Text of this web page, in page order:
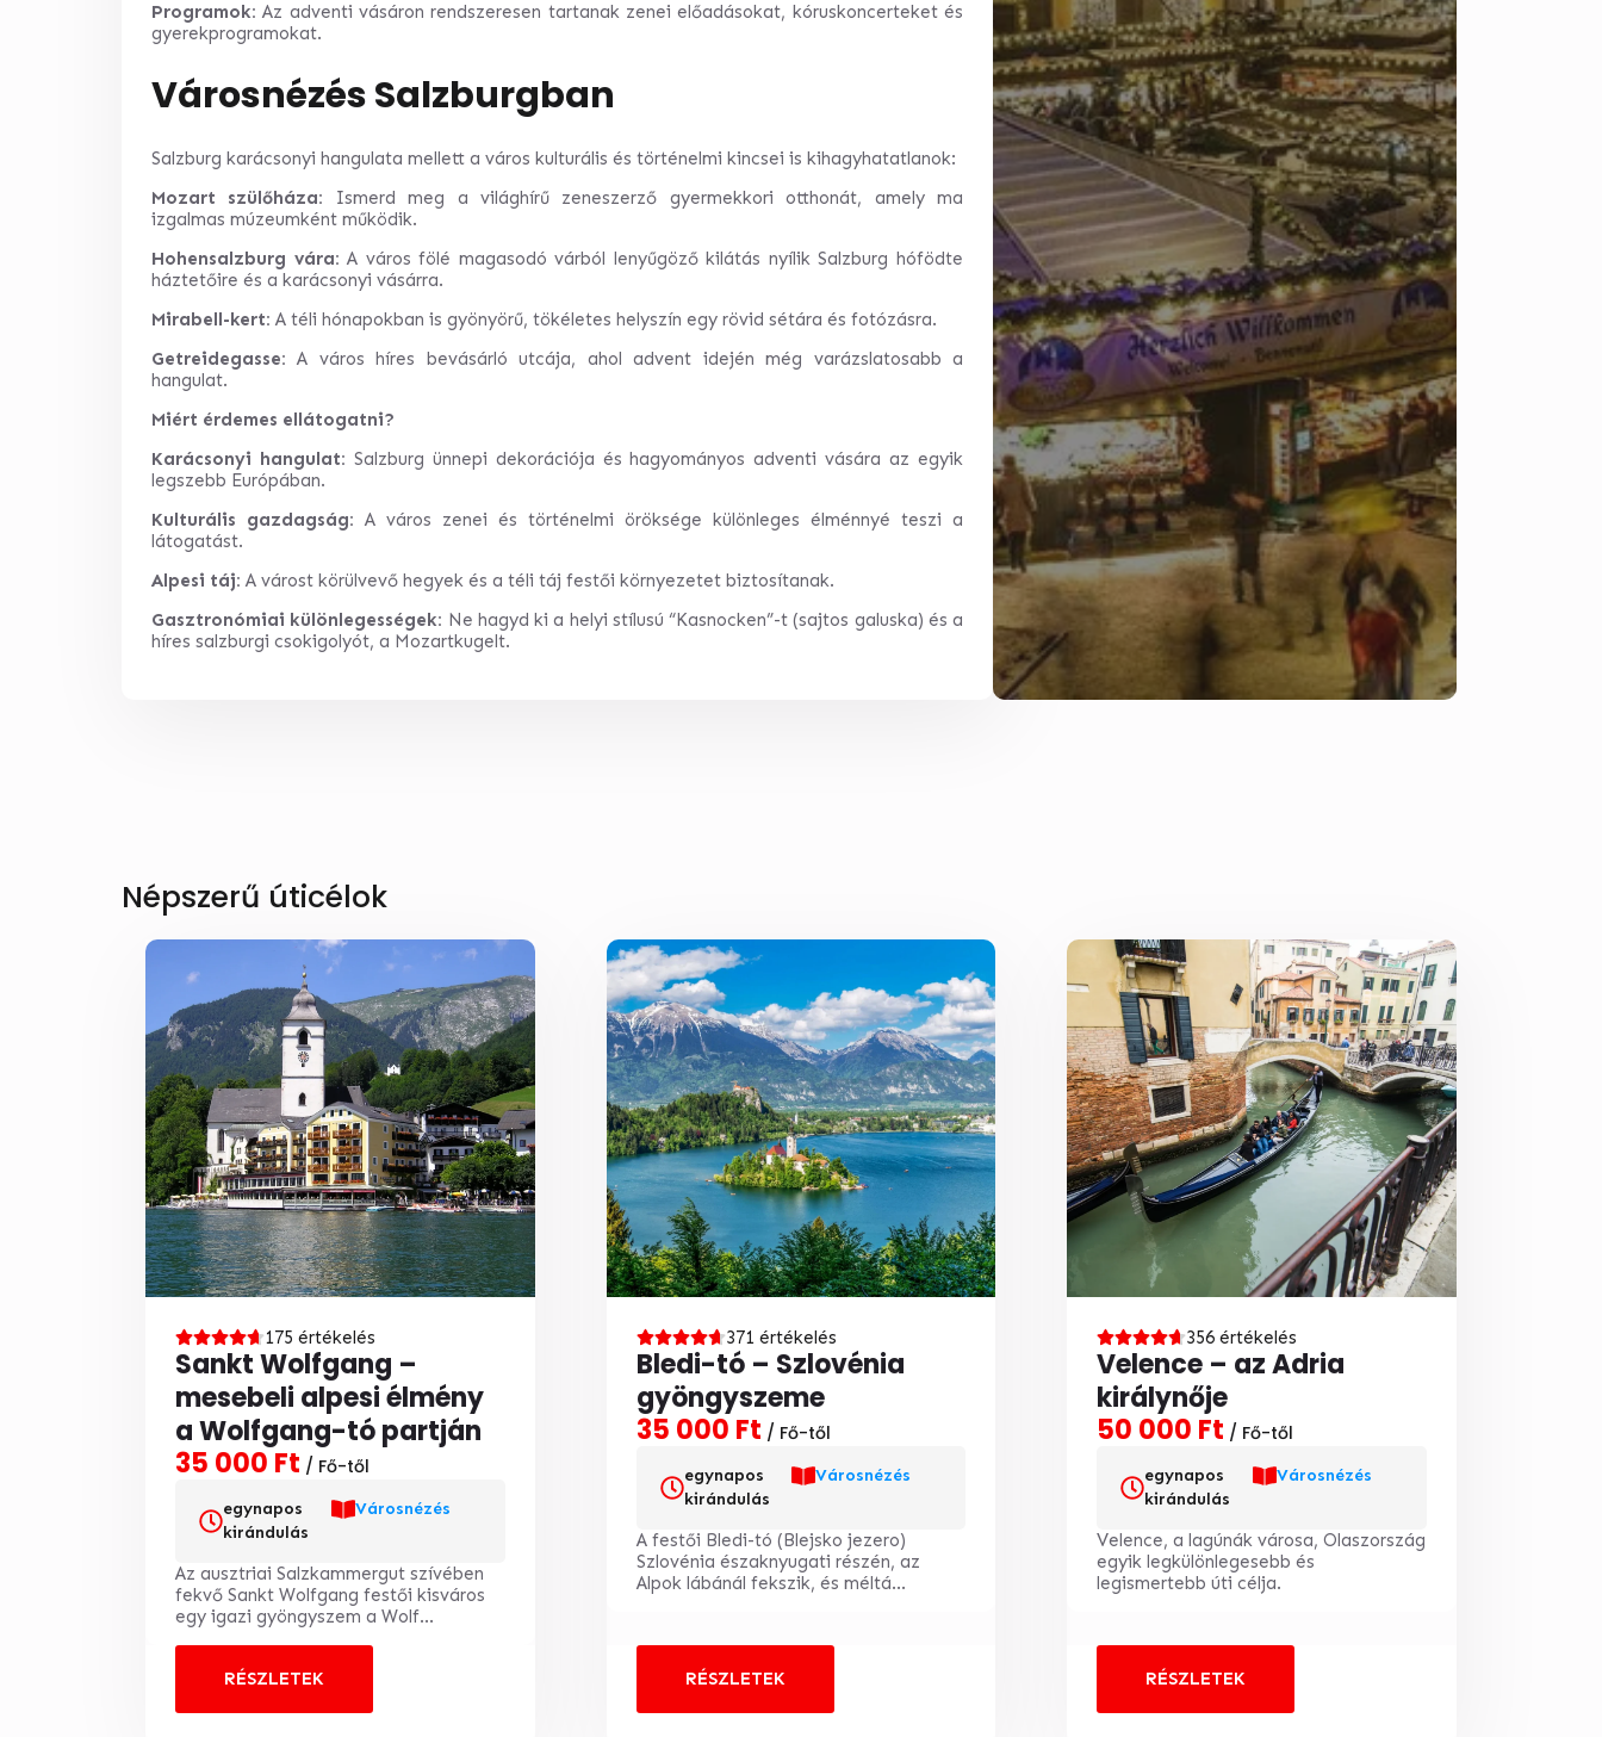
Programok: Az adventi vásáron rendszeresen tartanak zenei előadásokat, kóruskoncerteket és
gyerekprogramokat.
Városnézés Salzburgban
Salzburg karácsonyi hangulata mellett a város kulturális és történelmi kincsei is kihagyhatatlanok:
Mozart szülőháza: Ismerd meg a világhírű zeneszerző gyermekkori otthonát, amely ma
izgalmas múzeumként működik.
Hohensalzburg vára: A város fölé magasodó várból lenyűgöző kilátás nyílik Salzburg hófödte
háztetőire és a karácsonyi vásárra.
Mirabell-kert: A téli hónapokban is gyönyörű, tökéletes helyszín egy rövid sétára és fotózásra.
Getreidegasse: A város híres bevásárló utcája, ahol advent idején még varázslatosabb a
hangulat.
Miért érdemes ellátogatni?
Karácsonyi hangulat: Salzburg ünnepi dekorációja és hagyományos adventi vására az egyik
legszebb Európában.
Kulturális gazdagság: A város zenei és történelmi öröksége különleges élménnyé teszi a
látogatást.
Alpesi táj: A várost körülvevő hegyek és a téli táj festői környezetet biztosítanak.
Gasztronómiai különlegességek: Ne hagyd ki a helyi stílusú “Kasnocken”-t (sajtos galuska) és a
híres salzburgi csokigolyót, a Mozartkugelt.
Népszerű úticélok
175 értékelés
Sankt Wolfgang –
mesebeli alpesi élmény
a Wolfgang-tó partján
35 000 Ft / Fő-től
egynapos
kirándulás
Városnézés
Az ausztriai Salzkammergut szívében
fekvő Sankt Wolfgang festői kisváros
egy igazi gyöngyszem a Wolf...
RÉSZLETEK
371 értékelés
Bledi-tó – Szlovénia
gyöngyszeme
35 000 Ft / Fő-től
egynapos
kirándulás
Városnézés
A festői Bledi-tó (Blejsko jezero)
Szlovénia északnyugati részén, az
Alpok lábánál fekszik, és méltá...
RÉSZLETEK
356 értékelés
Velence – az Adria
királynője
50 000 Ft / Fő-től
egynapos
kirándulás
Városnézés
Velence, a lagúnák városa, Olaszország
egyik legkülönlegesebb és
legismertebb úti célja.
RÉSZLETEK